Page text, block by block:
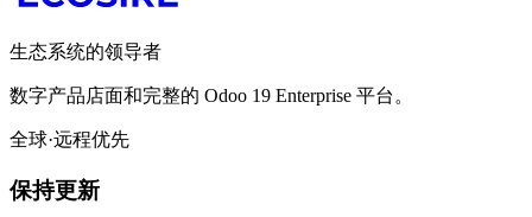
生态系统的领导者
数字产品店面和完整的 Odoo 19 Enterprise 平台。
全球·远程优先
保持更新